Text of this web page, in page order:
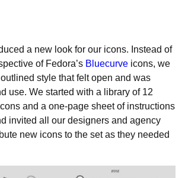
a new look for our icons. Instead of
of Fedora’s Bluecurve icons, we
style that felt open and was
use. We started with a library of 12
and a one-page sheet of instructions
invited all our designers and agency
new icons to the set as they needed